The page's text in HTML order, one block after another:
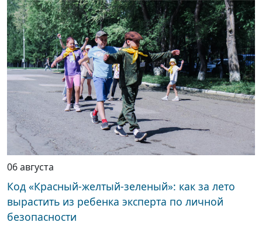
06 августа
Код «Красный-желтый-зеленый»: как за лето
вырастить из ребенка эксперта по личной
безопасности